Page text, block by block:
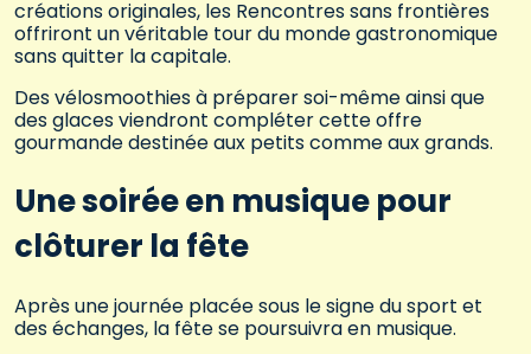
créations originales, les Rencontres sans frontières
offriront un véritable tour du monde gastronomique
sans quitter la capitale.
Des vélosmoothies à préparer soi-même ainsi que
des glaces viendront compléter cette offre
gourmande destinée aux petits comme aux grands.
Une soirée en musique pour
clôturer la fête
Après une journée placée sous le signe du sport et
des échanges, la fête se poursuivra en musique.